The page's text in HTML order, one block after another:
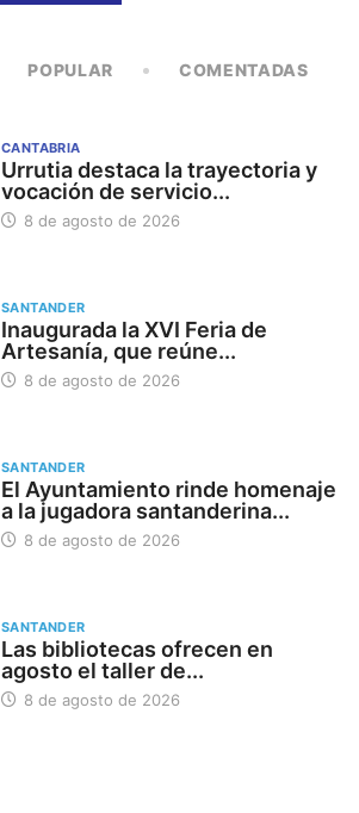
POPULAR COMENTADAS
CANTABRIA
Urrutia destaca la trayectoria y
vocación de servicio...
8 de agosto de 2026
SANTANDER
Inaugurada la XVI Feria de
Artesanía, que reúne...
8 de agosto de 2026
SANTANDER
El Ayuntamiento rinde homenaje
a la jugadora santanderina...
8 de agosto de 2026
SANTANDER
Las bibliotecas ofrecen en
agosto el taller de...
8 de agosto de 2026